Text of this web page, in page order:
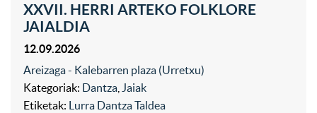
XXVII. HERRI ARTEKO FOLKLORE
JAIALDIA
12.09.2026
Areizaga - Kalebarren plaza (Urretxu)
Kategoriak: Dantza Jaiak
Etiketak: Lurra Dantza Taldea